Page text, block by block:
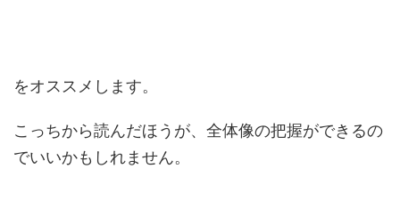
をオススメします。
こっちから読んだほうが、全体像の把握ができるの
でいいかもしれません。